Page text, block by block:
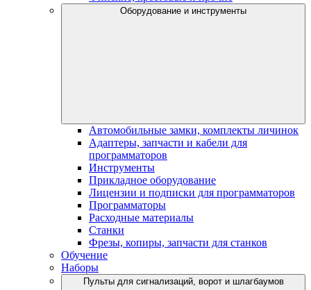
Оборудование и инструменты
Автомобильные замки, комплекты личинок
Адаптеры, запчасти и кабели для
программаторов
Инструменты
Прикладное оборудование
Лицензии и подписки для программаторов
Программаторы
Расходные материалы
Станки
Фрезы, копиры, запчасти для станков
Обучение
Наборы
Пульты для сигнализаций, ворот и шлагбаумов